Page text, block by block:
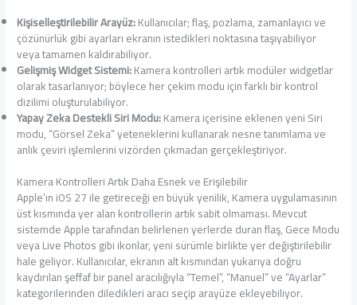
Kişiselleştirilebilir Arayüz:Kullanıcılar; flaş, pozlama, zamanlayıcı ve
çözünürlük gibi ayarları ekranın istedikleri noktasına taşıyabiliyor
veya tamamen kaldırabiliyor.
Gelişmiş Widget Sistemi:Kamera kontrolleri artık modüler widgetlar
olarak tasarlanıyor; böylece her çekim modu için farklı bir kontrol
dizilimi oluşturulabiliyor.
Yapay Zeka Destekli Siri Modu:Kamera içerisine eklenen yeni Siri
modu, “Görsel Zeka” yeteneklerini kullanarak nesne tanımlama ve
anlık çeviri işlemlerini vizörden çıkmadan gerçekleştiriyor.
Kamera Kontrolleri Artık Daha Esnek ve Erişilebilir
Apple’ın iOS 27 ile getireceği en büyük yenilik, Kamera uygulamasının
üst kısmında yer alan kontrollerin artık sabit olmaması. Mevcut
sistemde Apple tarafından belirlenen yerlerde duran flaş, Gece Modu
veya Live Photos gibi ikonlar, yeni sürümle birlikte yer değiştirilebilir
hale geliyor. Kullanıcılar, ekranın alt kısmından yukarıya doğru
kaydırılan şeffaf bir panel aracılığıyla “Temel”, “Manuel” ve “Ayarlar”
kategorilerinden diledikleri aracı seçip arayüze ekleyebiliyor.